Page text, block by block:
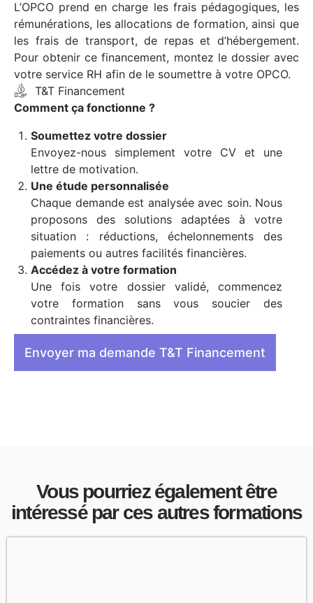
L’OPCO prend en charge les frais pédagogiques, les
rémunérations, les allocations de formation, ainsi que
les frais de transport, de repas et d’hébergement.
Pour obtenir ce financement, montez le dossier avec
votre service RH afin de le soumettre à votre OPCO.
T&T Financement
Comment ça fonctionne ?
Soumettez votre dossier
Envoyez-nous simplement votre CV et une
lettre de motivation.
Une étude personnalisée
Chaque demande est analysée avec soin. Nous
proposons des solutions adaptées à votre
situation : réductions, échelonnements des
paiements ou autres facilités financières.
Accédez à votre formation
Une fois votre dossier validé, commencez
votre formation sans vous soucier des
contraintes financières.
Envoyer ma demande T&T Financement
Vous pourriez également être
intéressé par ces autres formations